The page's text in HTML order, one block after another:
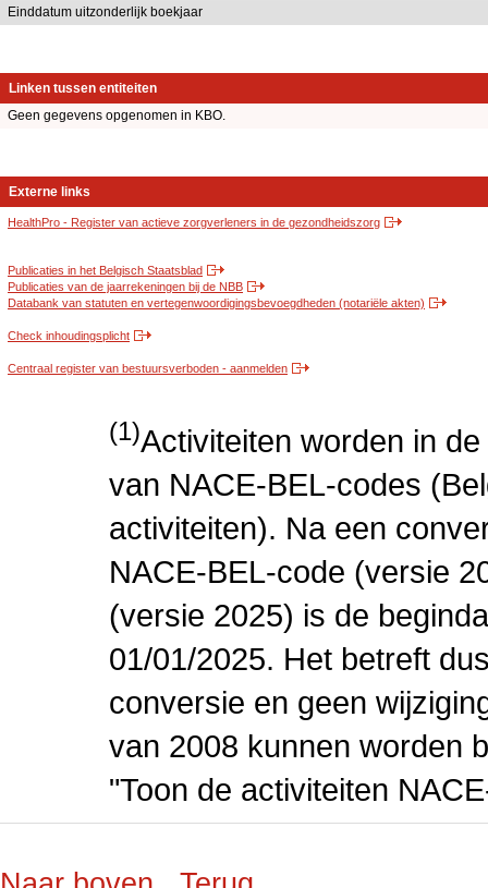
Einddatum uitzonderlijk boekjaar
Linken tussen entiteiten
Geen gegevens opgenomen in KBO.
Externe links
HealthPro - Register van actieve zorgverleners in de gezondheidszorg
Publicaties in het Belgisch Staatsblad
Publicaties van de jaarrekeningen bij de NBB
Databank van statuten en vertegenwoordigingsbevoegdheden (notariële akten)
Check inhoudingsplicht
Centraal register van bestuursverboden - aanmelden
(1)Activiteiten worden in
van NACE-BEL-codes
activiteiten). Na een
NACE-BEL-code (versie
(versie 2025) is de
01/01/2025. Het betreft
conversie en geen
van 2008 kunnen worden
"Toon de activiteiten